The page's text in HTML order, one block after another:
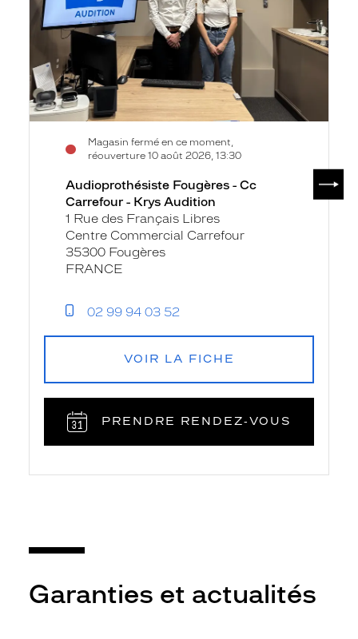
Carrefour
Audition
Magasin fermé en ce moment,
réouverture 10 août 2026, 13:30
Audioprothésiste Fougères - Cc
Carrefour - Krys Audition
1 Rue des Français Libres
Centre Commercial Carrefour
35300 Fougères
FRANCE
02 99 94 03 52
VOIR LA FICHE
PRENDRE RENDEZ‑VOUS
Garanties et actualités